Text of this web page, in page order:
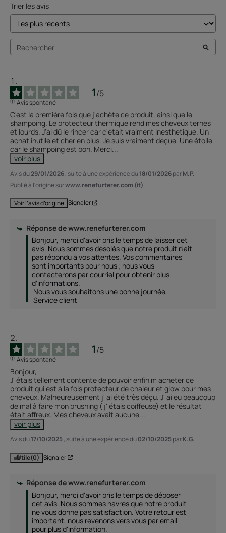
Trier les avis
1/5
Avis spontané
C'est la première fois que j'achète ce produit, ainsi que le
shampoing. Le protecteur thermique rend mes cheveux ternes
et lourds. J'ai dû le rincer car c'était vraiment inesthétique. Un
achat inutile et cher en plus. Je suis vraiment déçue. Une étoile
car le shampoing est bon. Merci...
voir plus
Avis du29/01/2026, suite à une expérience du 18/01/2026parM.P.
Publié à l'origine surwww.renefurterer.com (it)
Voir l’avis d’origine Signaler
Réponse dewww.renefurterer.com
Bonjour, merci d'avoir pris le temps de laisser cet
avis. Nous sommes désolés que notre produit n'ait
pas répondu à vos attentes. Vos commentaires
sont importants pour nous ; nous vous
contacterons par courriel pour obtenir plus
d'informations.
Service client
1/5
Avis spontané
Bonjour,
J' étais tellement contente de pouvoir enfin m acheter ce
produit qui est à la fois protecteur de chaleur et glow pour mes
cheveux. Malheureusement j' ai été très déçu. J' ai eu beaucoup
de mal à faire mon brushing ( j' étais coiffeuse) et le résultat
était affreux. Mes cheveux avait aucune...
voir plus
Avis du 17/10/2025, suite à une expérience du 02/10/2025parK.G.
Utile(0) Signaler
Réponse dewww.renefurterer.com
Bonjour, merci d'avoir pris le temps de déposer
cet avis. Nous sommes navrés que notre produit
ne vous donne pas satisfaction. Votre retour est
important, nous revenons vers vous par email
pour plus d'information.